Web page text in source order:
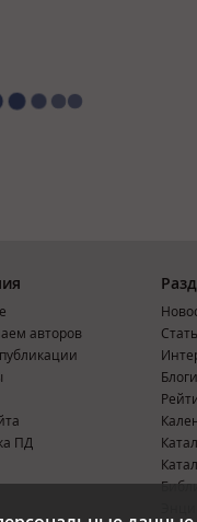
авторов
ПД